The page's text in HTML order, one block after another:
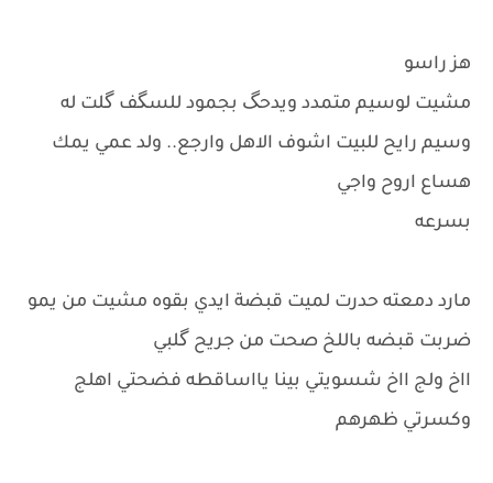
هز راسو
مشيت لوسيم متمدد ويدحگ بجمود للسگف گلت له
وسيم رايح للبيت اشوف الاهل وارجع.. ولد عمي يمك
هساع اروح واجي
بسرعه
مارد دمعته حدرت لميت قبضة ايدي بقوه مشيت من يمو
ضربت قبضه باللخ صحت من جريح گلبي
ااخ ولج ااخ شسويتي بينا يااساقطه فضحتي اهلج
وكسرتي ظهرهم